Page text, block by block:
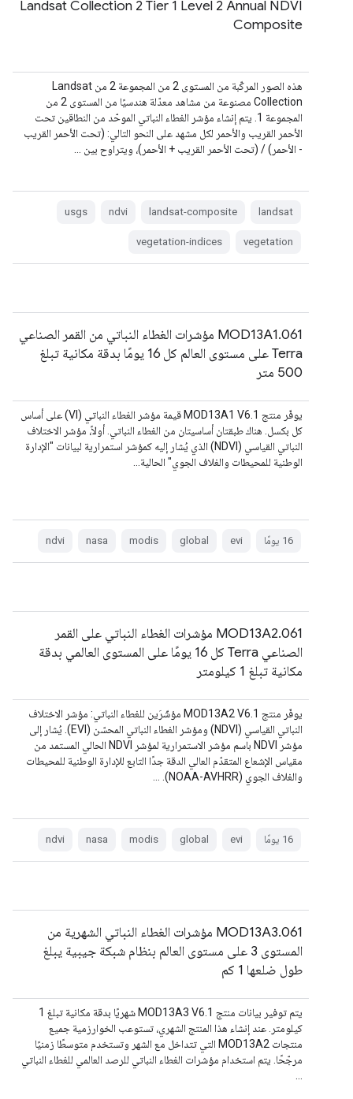
Landsat Collection 2 Tier 1 Level 2 Annual NDVI
Composite
هذه الصور المركّبة من المستوى 2 من المجموعة 2 من Landsat
Collection مصنوعة من مشاهد معدّلة هندسيًا من المستوى 2 من
المجموعة 1. يتم إنشاء مؤشر الغطاء النباتي الموحّد من النطاقين تحت
الأحمر القريب والأحمر لكل مشهد على النحو التالي: (تحت الأحمر القريب
- الأحمر) / (تحت الأحمر القريب + الأحمر)، ويتراوح بين …
landsat
landsat-composite
ndvi
usgs
vegetation
vegetation-indices
MOD13A1.061 مؤشرات الغطاء النباتي من القمر الصناعي
Terra على مستوى العالم كل 16 يومًا بدقة مكانية تبلغ
500 متر
يوفّر منتج MOD13A1 V6.1 قيمة مؤشر الغطاء النباتي (VI) على أساس
كل بكسل. هناك طبقتان أساسيتان من الغطاء النباتي. أولاً، مؤشر الاختلاف
النباتي القياسي (NDVI) الذي يُشار إليه كمؤشر استمرارية لبيانات "الإدارة
الوطنية للمحيطات والغلاف الجوي" الحالية…
‫16 يومًا evi
global
modis
nasa
ndvi
MOD13A2.061 مؤشرات الغطاء النباتي على القمر
الصناعي Terra كل 16 يومًا على المستوى العالمي بدقة
مكانية تبلغ 1 كيلومتر
يوفّر منتج MOD13A2 V6.1 مؤشّرَين للغطاء النباتي: مؤشر الاختلاف
النباتي القياسي (NDVI) ومؤشر الغطاء النباتي المحسّن (EVI). يُشار إلى
مؤشر NDVI باسم مؤشر الاستمرارية لمؤشر NDVI الحالي المستمد من
مقياس الإشعاع المتقدّم العالي الدقة جدًا التابع للإدارة الوطنية للمحيطات
والغلاف الجوي (NOAA-AVHRR). …
‫16 يومًا evi
global
modis
nasa
ndvi
MOD13A3.061 مؤشرات الغطاء النباتي الشهرية من
المستوى 3 على مستوى العالم بنظام شبكة جيبية يبلغ
طول ضلعها 1 كم
يتم توفير بيانات منتج MOD13A3 V6.1 شهريًا بدقة مكانية تبلغ 1
كيلومتر. عند إنشاء هذا المنتج الشهري، تستوعب الخوارزمية جميع
منتجات MOD13A2 التي تتداخل مع الشهر وتستخدم متوسطًا زمنيًا
مرجّحًا. يتم استخدام مؤشرات الغطاء النباتي للرصد العالمي للغطاء النباتي